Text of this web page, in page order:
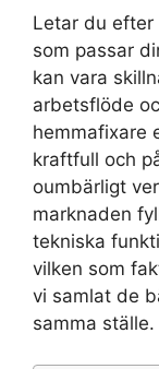
Letar du
som passar
kan vara
arbetsflöde
hemmafixare
kraftfull och
oumbärligt
marknaden
tekniska
vilken som
vi samlat de
samma ställe.